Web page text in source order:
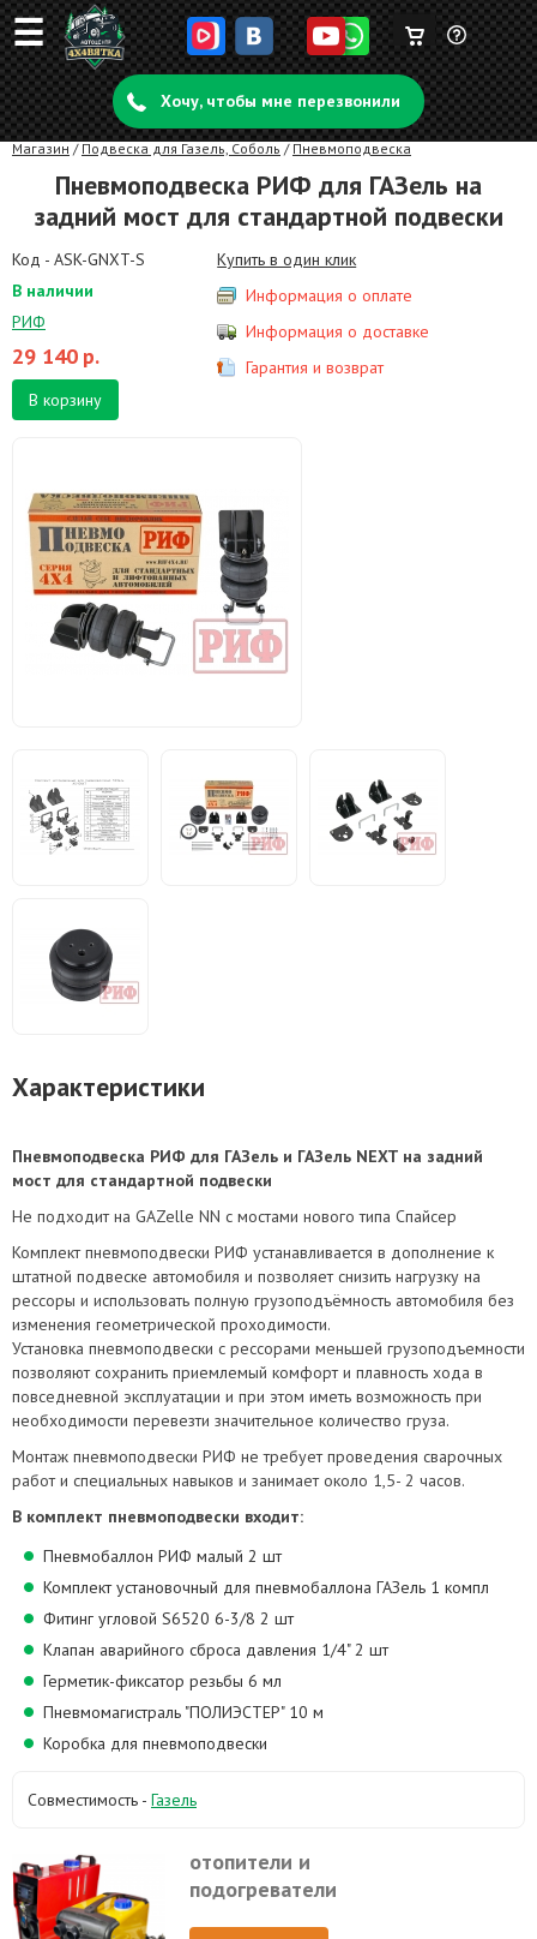
☰ Задать
вопрос
Корзина
пуста
Хочу, чтобы мне перезвонили
Магазин / Подвеска для Газель, Соболь / Пневмоподвеска
Пневмоподвеска РИФ для ГАЗель на
задний мост для стандартной подвески
Код - ASK-GNXT-S
В наличии
РИФ
29 140 р.
В корзину
Купить в один клик
Информация о оплате
Информация о доставке
Гарантия и возврат
Характеристики
Пневмоподвеска РИФ для ГАЗель и ГАЗель NEXT на задний
мост для стандартной подвески
Не подходит на GAZelle NN с мостами нового типа Спайсер
Комплект пневмоподвески РИФ устанавливается в дополнение к
штатной подвеске автомобиля и позволяет снизить нагрузку на
рессоры и использовать полную грузоподъёмность автомобиля без
изменения геометрической проходимости.
Установка пневмоподвески с рессорами меньшей грузоподъемности
позволяют сохранить приемлемый комфорт и плавность хода в
повседневной эксплуатации и при этом иметь возможность при
необходимости перевезти значительное количество груза.
Монтаж пневмоподвески РИФ не требует проведения сварочных
работ и специальных навыков и занимает около 1,5- 2 часов.
В комплект пневмоподвески входит:
Пневмобаллон РИФ малый 2 шт
Комплект установочный для пневмобаллона ГАЗель 1 компл
Фитинг угловой S6520 6-3/8 2 шт
Клапан аварийного сброса давления 1/4" 2 шт
Герметик-фиксатор резьбы 6 мл
Пневмомагистраль "ПОЛИЭСТЕР" 10 м
Коробка для пневмоподвески
Совместимость - Газель
отопители и
подогреватели